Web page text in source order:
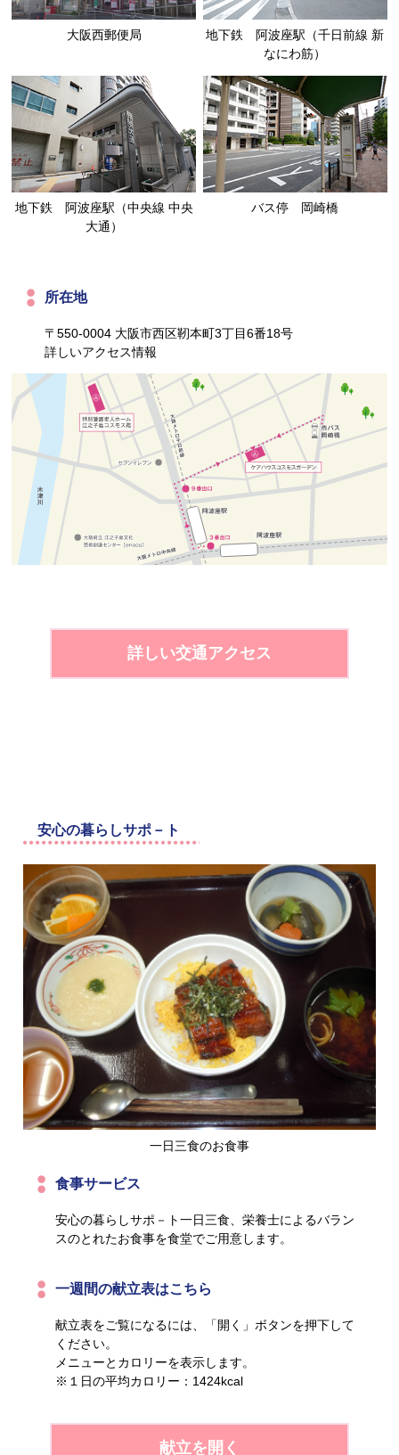
大阪西郵便局
地下鉄 阿波座駅（千日前線 新
なにわ筋）
地下鉄 阿波座駅（中央線 中央
大通）
バス停 岡崎橋
所在地
〒550-0004 大阪市西区靭本町3丁目6番18号
詳しいアクセス情報
詳しい交通アクセス
安心の暮らしサポ－ト
一日三食のお食事
食事サービス
安心の暮らしサポ－ト一日三食、栄養士によるバラン
スのとれたお食事を食堂でご用意します。
一週間の献立表はこちら
献立表をご覧になるには、「開く」ボタンを押下して
ください。
メニューとカロリーを表示します。
※１日の平均カロリー：1424kcal
献立を開く